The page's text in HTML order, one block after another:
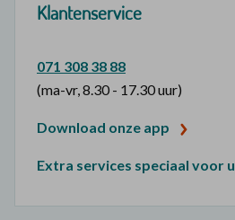
Klantenservice
071 308 38 88
(ma-vr, 8.30 - 17.30 uur)
Download onze app
Extra services speciaal voor u